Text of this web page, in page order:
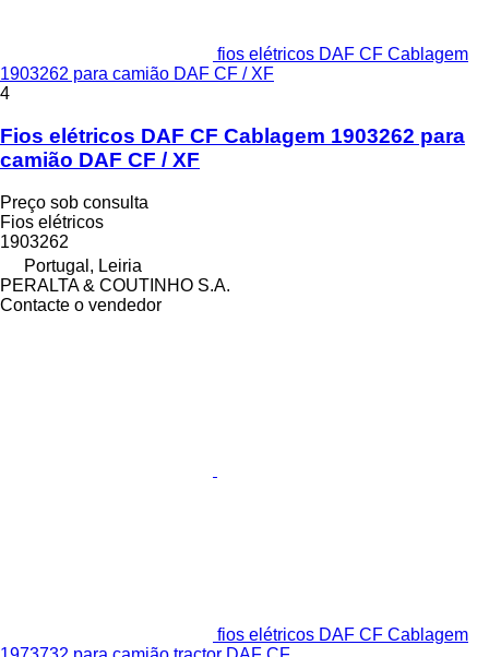
fios elétricos DAF CF Cablagem
1903262 para camião DAF CF / XF
4
Fios elétricos DAF CF Cablagem 1903262 para
camião DAF CF / XF
Preço sob consulta
Fios elétricos
1903262
Portugal, Leiria
PERALTA & COUTINHO S.A.
Contacte o vendedor
fios elétricos DAF CF Cablagem